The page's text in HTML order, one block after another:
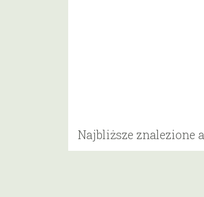
Najbliższe znalezione